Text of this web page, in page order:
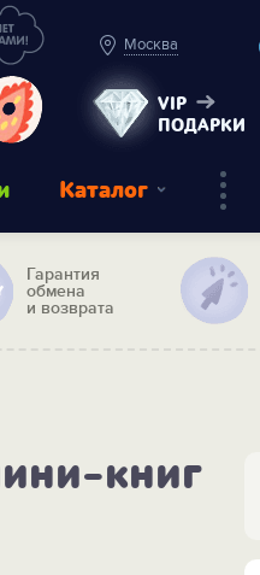
Москва
VIP
ПОДАРКИ
Каталог
Гарантия
обмена
и возврата
книг